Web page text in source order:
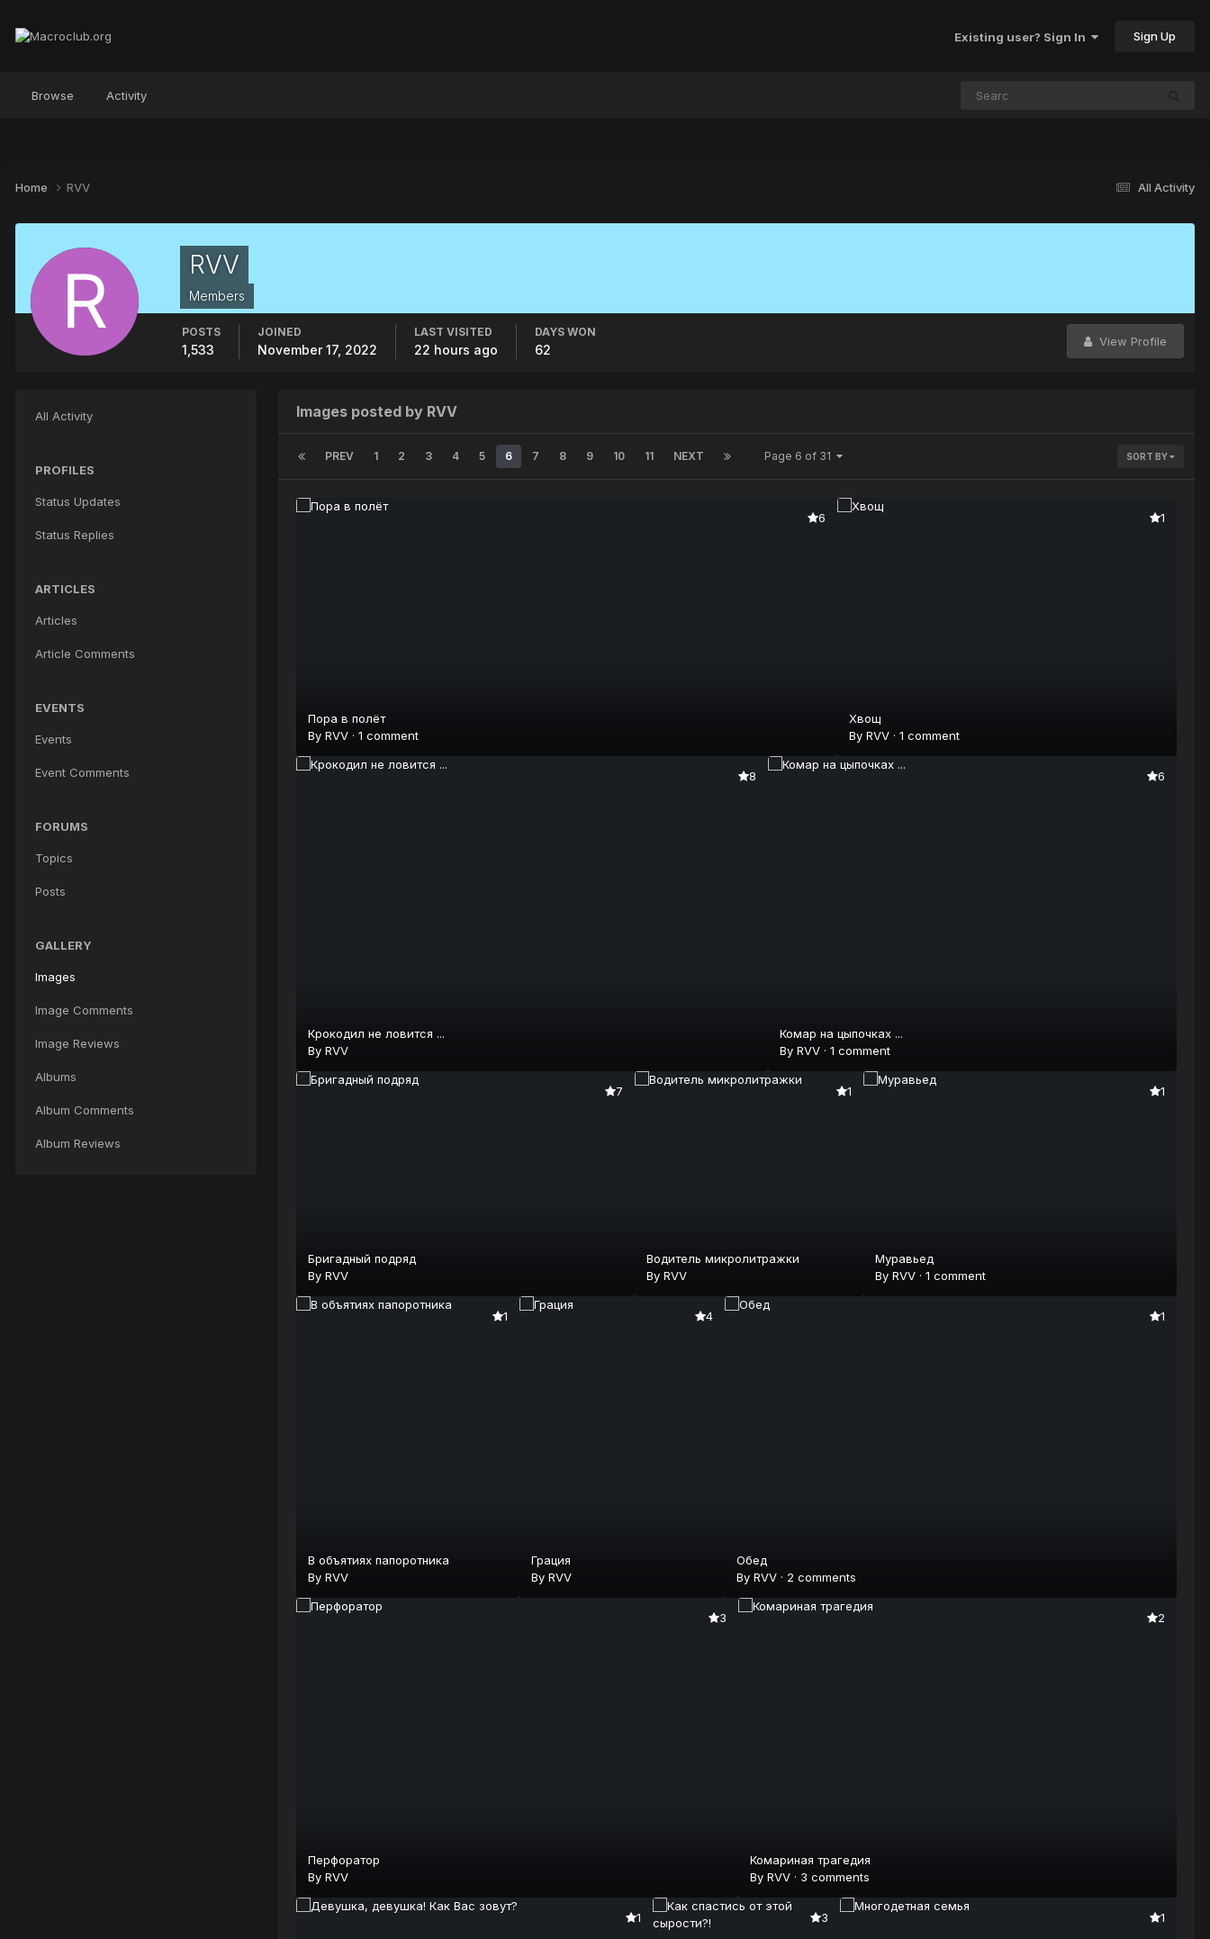
Existing user? Sign In Sign Up
Browse Activity
All Activity
Home RVV
RVV
Members
View Profile
POSTS
1,533
JOINED
November 17, 2022
LAST VISITED
22 hours ago
DAYS WON
62
All Activity
PROFILES
Status Updates
Status Replies
ARTICLES
Articles
Article Comments
EVENTS
Events
Event Comments
FORUMS
Topics
Posts
GALLERY
Images
Image Comments
Image Reviews
Albums
Album Comments
Album Reviews
Images posted by RVV
SORT BY
PREV 1 2 3 4 5 6 7 8 9 10 11 NEXT Page 6 of 31
6
Пора в полёт
By RVV · 1 comment
1
Хвощ
By RVV· 1 comment
8
Крокодил не ловится ...
By RVV
6
Комар на цыпочках ...
ByRVV ·1 comment
7
Бригадный подряд
By RVV
1
Водитель микролитражки
By RVV
1
Муравьед
By RVV· 1 comment
1
В объятиях папоротника
By RVV
4
Грация
ByRVV
1
Обед
By RVV· 2 comments
3
Перфоратор
By RVV
2
Комариная трагедия
ByRVV · 3 comments
1 3 1